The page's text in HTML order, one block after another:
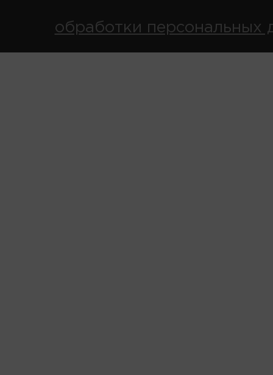
обработки персональных